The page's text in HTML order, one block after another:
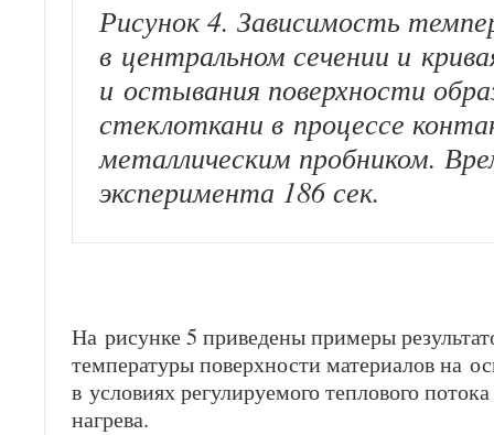
Рисунок 4. Зависимость
в центральном сечении и
и остывания поверхности
стеклоткани в процессе
металлическим пробником.
эксперимента 186 сек.
На рисунке 5 приведены примеры
температуры поверхности материалов на
в условиях регулируемого теплового
нагрева.